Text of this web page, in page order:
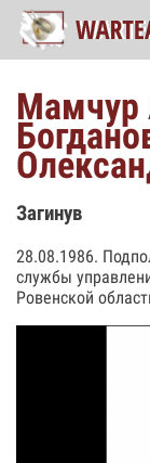
Мамчур
Загинув
28.08.1986.
службы
Ровенской